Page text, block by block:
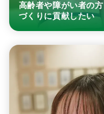
高齢者や障がい者の
づくりに貢献したい